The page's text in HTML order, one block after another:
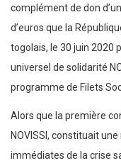
complément de don
d’euros que la
togolais, le 30 juin 2020
universel de solidarité
programme de Filets
Alors que la première
NOVISSI, constituait
immédiates de la crise